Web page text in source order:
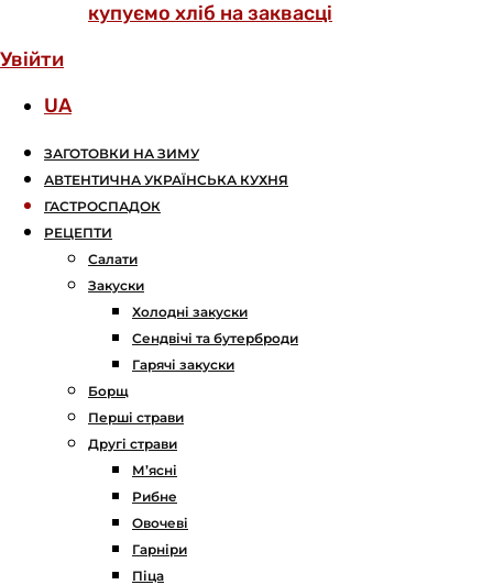
купуємо хліб на заквасці
Увійти
UA
ЗАГОТОВКИ НА ЗИМУ
АВТЕНТИЧНА УКРАЇНСЬКА КУХНЯ
ГАСТРОСПАДОК
РЕЦЕПТИ
Салати
Закуски
Холодні закуски
Сендвічі та бутерброди
Гарячі закуски
Борщ
Перші страви
Другі страви
М’ясні
Рибне
Овочеві
Гарніри
Піца